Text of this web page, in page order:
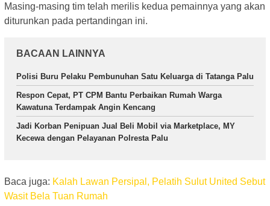
Masing-masing tim telah merilis kedua pemainnya yang akan
diturunkan pada pertandingan ini.
BACAAN LAINNYA
Polisi Buru Pelaku Pembunuhan Satu Keluarga di Tatanga Palu
Respon Cepat, PT CPM Bantu Perbaikan Rumah Warga
Kawatuna Terdampak Angin Kencang
Jadi Korban Penipuan Jual Beli Mobil via Marketplace, MY
Kecewa dengan Pelayanan Polresta Palu
Baca juga: Kalah Lawan Persipal, Pelatih Sulut United Sebut
Wasit Bela Tuan Rumah